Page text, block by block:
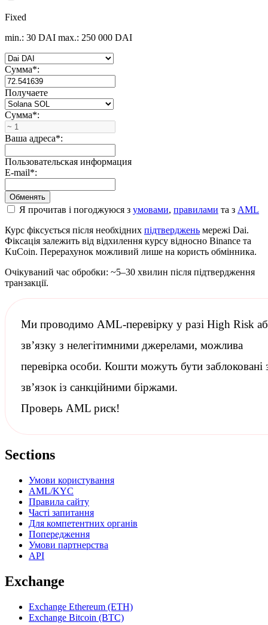
Fixed
min.: 30 DAI max.: 250 000 DAI
Сумма*:
Получаете
Сумма*:
Ваша адреса*:
Пользовательская информация
E-mail*:
Я прочитав і погоджуюся з умовами, правилами та з AML
Курс фіксується після необхідних підтверджень мережі Dai.
Фіксація залежить від відхилення курсу відносно Binance та
KuCoin. Перерахунок можливий лише на користь обмінника.
Очікуваний час обробки: ~5–30 хвилин після підтвердження
транзакції.
Ми проводимо AML-перевіркуу разі High Risk
зв’язку з нелегітимними джерелами, можлива
перевірка особи. Кошти можуть бути заблоковані
зв’язок із санкційнимибіржами.
Проверь AML риск!
Sections
Умови користування
AML/KYC
Правила сайту
Часті запитання
Для компетентних органів
Попередження
Умови партнерства
API
Exchange
Exchange Ethereum (ETH)
Exchange Bitcoin (BTC)